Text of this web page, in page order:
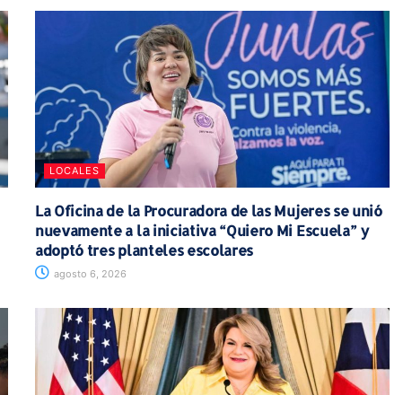
LOCALES
La Oficina de la Procuradora de las Mujeres se unió
nuevamente a la iniciativa “Quiero Mi Escuela” y
adoptó tres planteles escolares
agosto 6, 2026